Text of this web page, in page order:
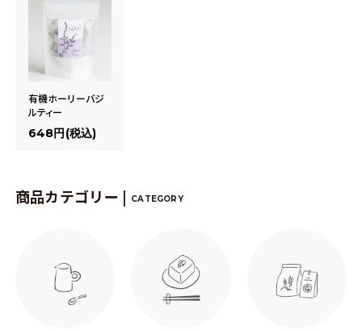
有機ホーリーバジ
ルティー
648円(税込)
商品カテゴリー | CATEGORY